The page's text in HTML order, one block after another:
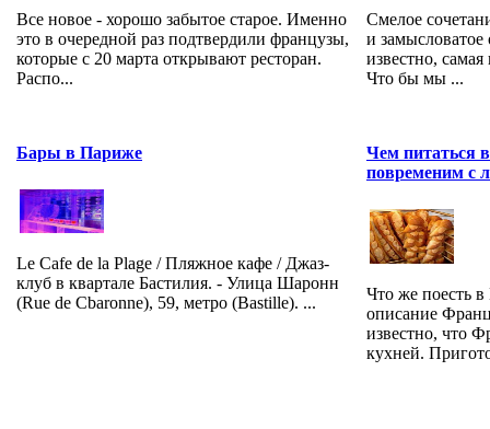
Все новое - хорошо забытое старое. Именно
это в очередной раз подтвердили французы,
которые с 20 марта открывают ресторан.
Распо...
Смелое
и
известно,
Что бы мы ...
Бары в Париже
Le Cafe de la Plage / Пляжное кафе / Джаз-
клуб в квартале Бастилия. - Улица Шаронн
(Rue de Сbaronne), 59, метро (Bastille). ...
Чем питаться
повременим с
Что же поесть
описание
известно, что
кухней.